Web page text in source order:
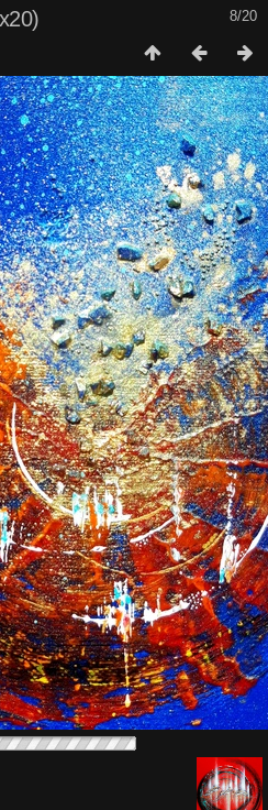
8/20